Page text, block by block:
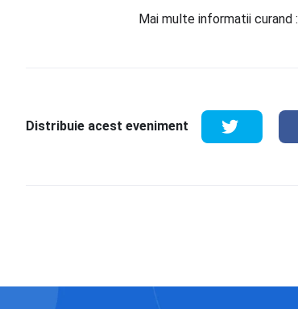
Mai multe informatii curand :
Distribuie acest eveniment